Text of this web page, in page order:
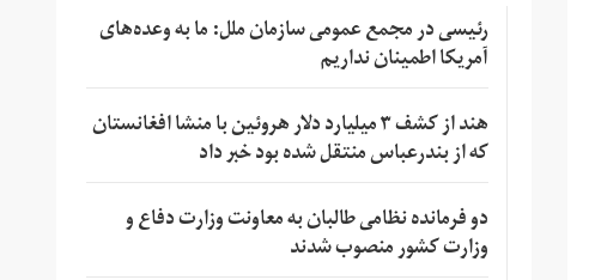
رئیسی در مجمع عمومی سازمان ملل: ما به وعده‌های
آمریکا اطمینان نداریم
هند از کشف ۳ میلیارد دلار هروئین با منشا افغانستان
که از بندرعباس منتقل شده بود خبر داد
دو فرمانده نظامی طالبان به معاونت وزارت دفاع و
وزارت کشور منصوب شدند